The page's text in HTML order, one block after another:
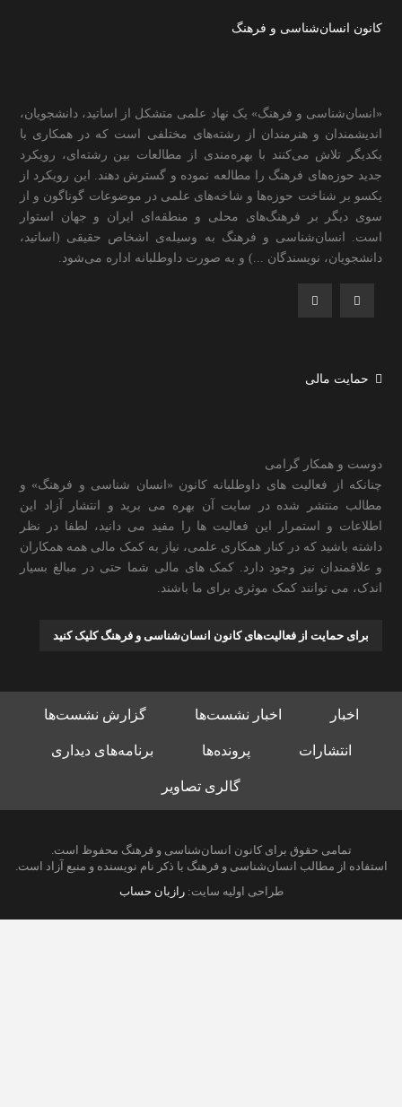
کانون انسان‌شناسی و فرهنگ
«انسان‌شناسی و فرهنگ» یک نهاد علمی متشکل از اساتید، دانشجویان،
اندیشمندان و هنرمندان از رشته‌های مختلفی است که در همکاری با
یکدیگر تلاش می‌کنند با بهره‌مندی از مطالعات بین رشته‌ای، رویکرد
جدید حوزه‌های فرهنگ را مطالعه نموده و گسترش دهند. این رویکرد از
یکسو بر شناخت حوزه‌ها و شاخه‌های علمی در موضوعات گوناگون و از
سوی دیگر بر فرهنگ‌های محلی و منطقه‌ای ایران و جهان استوار
است. انسان‌شناسی و فرهنگ به وسیله‌ی اشخاص حقیقی (اساتید،
دانشجویان، نویسندگان ...) و به صورت داوطلبانه اداره می‌شود.
حمایت مالی
دوست و همکار گرامی
چنانکه از فعالیت های داوطلبانه کانون «انسان شناسی و فرهنگ» و
مطالب منتشر شده در سایت آن بهره می برید و انتشار آزاد این
اطلاعات و استمرار این فعالیت ها را مفید می دانید، لطفا در نظر
داشته باشید که در کنار همکاری علمی، نیاز به کمک مالی همه همکاران
و علاقمندان نیز وجود دارد. کمک های مالی شما حتی در مبالغ بسیار
اندک، می توانند کمک موثری برای ما باشند.
برای حمایت از فعالیت‌های کانون انسان‌شناسی و فرهنگ کلیک کنید
اخبار اخبار نشست‌ها گزارش نشست‌ها
انتشارات پرونده‌ها برنامه‌های دیداری
گالری تصاویر
تمامی حقوق برای کانون انسان‌شناسی و فرهنگ محفوظ است.
استفاده از مطالب انسان‌شناسی و فرهنگ با ذکر نام نویسنده و منبع آزاد است.
طراحی اولیه سایت:رازبان حساب